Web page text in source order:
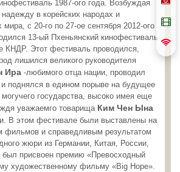
1987-ого года. Возбуждая
в корейских народах и
мира, с 20-го по 27-ое сентября 2012-ого
13-ый Пхеньянский кинофестиваль
КНДР. Этот фестиваль проводился,
лишился великого руководителя
Ира -любимого отца нации, проводил
и поднялся в едином порыве на будущее
могучего государства, высоко имея еще
уважаемго товарища Ким Чен Ына
В этом фестивале были выставлены на
фильмов и справедливым результатом
жюри из Германии, Китая, России,
присвоен премию «Превосходный
художественному фильму «Вig Hope».